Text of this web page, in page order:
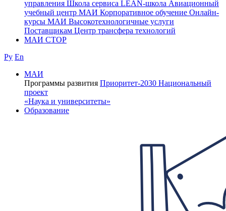
управления Школа сервиса LEAN-школа Авиационный
учебный центр МАИ Корпоративное обучение Онлайн-
курсы МАИ Высокотехнологичные услуги
Поставщикам Центр трансфера технологий
МАИ СТОР
Ру En
МАИ
Программы развития Приоритет-2030 Национальный
проект
«Наука и университеты»
Образование